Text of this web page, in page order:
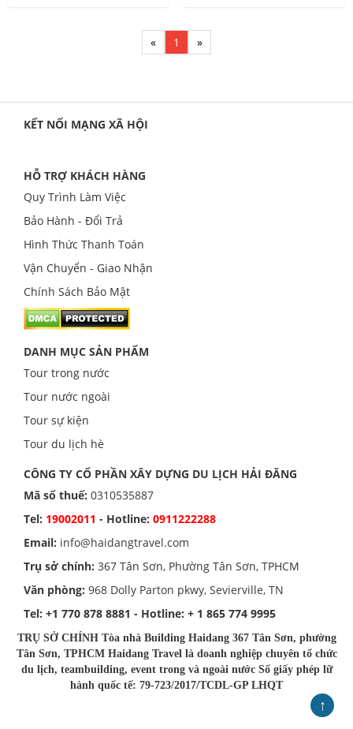
« 1 »
KẾT NỐI MẠNG XÃ HỘI
HỖ TRỢ KHÁCH HÀNG
Quy Trình Làm Việc
Bảo Hành - Đổi Trả
Hình Thức Thanh Toán
Vận Chuyển - Giao Nhận
Chính Sách Bảo Mật
DANH MỤC SẢN PHẨM
Tour trong nước
Tour nước ngoài
Tour sự kiện
Tour du lịch hè
CÔNG TY CỔ PHẦN XÂY DỰNG DU LỊCH HẢI ĐĂNG
Mã số thuế: 0310535887
Tel: 19002011 - Hotline: 0911222288
Email: info@haidangtravel.com
Trụ sở chính: 367 Tân Sơn, Phường Tân Sơn, TPHCM
Văn phòng: 968 Dolly Parton pkwy, Sevierville, TN
Tel: +1 770 878 8881 - Hotline: + 1 865 774 9995
↑
TRỤ SỞ CHÍNH Tòa nhà Building Haidang 367 Tân Sơn, phường
Tân Sơn, TPHCM Haidang Travel là doanh nghiệp chuyên tổ chức
du lịch, teambuilding, event trong và ngoài nước Số giấy phép lữ
hành quốc tế: 79-723/2017/TCDL-GP LHQT